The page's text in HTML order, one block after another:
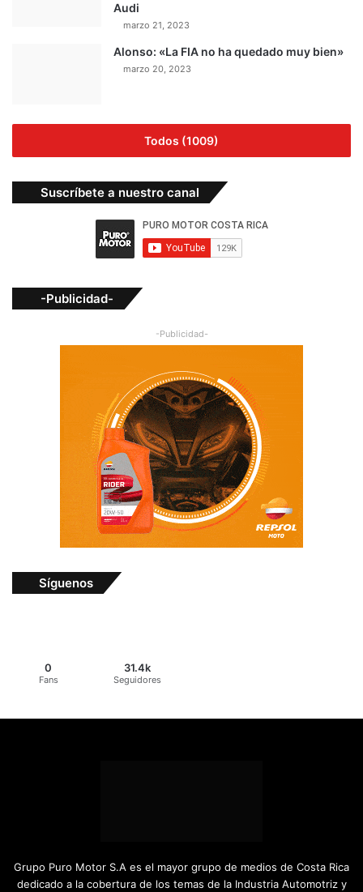
Audi
marzo 21, 2023
Alonso: «La FIA no ha quedado muy bien»
marzo 20, 2023
Todos (1009)
Suscríbete a nuestro canal
-Publicidad-
-Publicidad-
Síguenos
0
Fans
31.4k
Seguidores
Grupo Puro Motor S.A es el mayor grupo de medios de Costa Rica
dedicado a la cobertura de los temas de la Industria Automotriz y